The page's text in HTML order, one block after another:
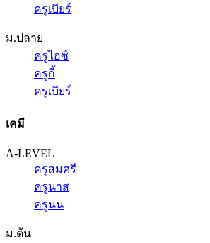
ครูเบียร์
ม.ปลาย
ครูไอซ์
ครูกี้
ครูเบียร์
เคมี
A-LEVEL
ครูสมศรี
ครูนาส
ครูนน
ม.ต้น